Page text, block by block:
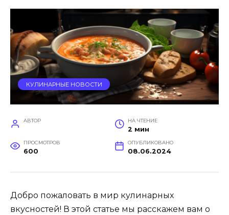
КУЛИНАРНЫЕ НОВОСТИ
АВТОР НА ЧТЕНИЕ
2 мин
ПРОСМОТРОВ
600
ОПУБЛИКОВАНО
08.06.2024
Добро пожаловать в мир кулинарных
вкусностей! В этой статье мы расскажем вам о